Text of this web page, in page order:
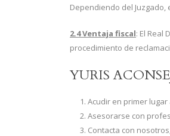
Dependiendo del
2.4 Ventaja fiscal: El Real
procedimiento de
YURIS
Acudir en primer
Asesorarse con
Contacta con